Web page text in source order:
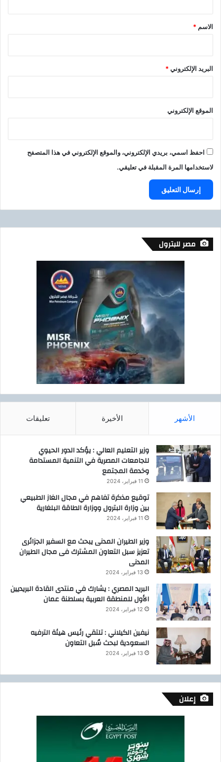
*
الاسم *
البريد الإلكتروني*
الموقع الإلكتروني
احفظ اسمي، بريدي الإلكتروني، والموقع الإلكتروني في هذا المتصفح
لاستخدامها المرة المقبلة في تعليقي.
مصر للبترول
الأشهر الأخيرة تعليقات
وزير التعليم العالي : يؤكد الدور الحيوي
للجامعات المصرية في التنمية المستدامة
وخدمة المجتمع
11 فبراير، 2024
توقيع مذكرة تفاهم في مجال الغاز الطبيعي
بين وزارة البترول ووزارة الطاقة البلغارية
11 فبراير، 2024
وزير الطيران المدنى يبحث مع السفير الجزائرى
تعزيز سبل التعاون المشترك فى مجال الطيران
المدنى
13 فبراير، 2024
البريد المصري : يشارك في منتدى القادة البريديين
الأول للمنطقة العربية بسلطنة عمان
12 فبراير، 2024
نيفين الكيلاني : تلتقي رئيس هيئة الترفيه
السعودية لبحث سُبل التعاون
13 فبراير، 2024
إعلان